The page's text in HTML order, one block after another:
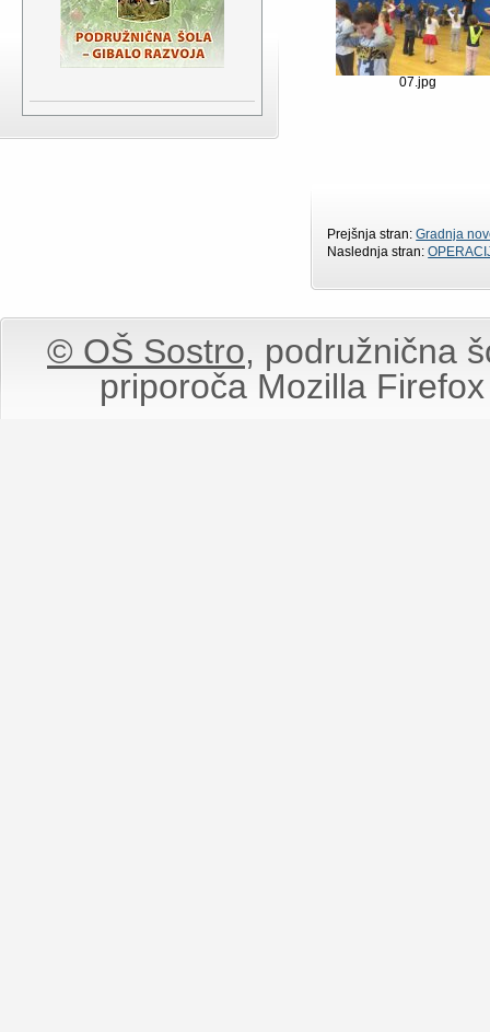
07.jpg
Prejšnja stran:Gradnja
Naslednja stran:
© OŠ Sostro, podružnična
priporoča Mozilla